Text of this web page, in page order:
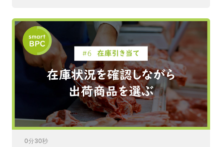
0分30秒